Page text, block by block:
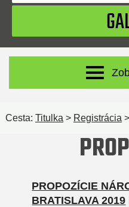
Cesta: Titulka > Registrácia
PROPOZÍCIE
BRATISLAVA 2019